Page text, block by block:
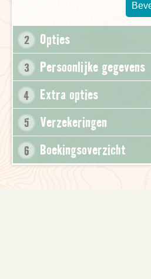
2 Opties
3 Persoonlijke gegevens
4 Extra opties
5 Verzekeringen
6 Boekingsoverzicht